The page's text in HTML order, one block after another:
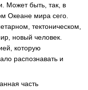
Может быть, так, в
Океане мира сего.
тектоническом,
новый человек.
которую
распознавать и
часть